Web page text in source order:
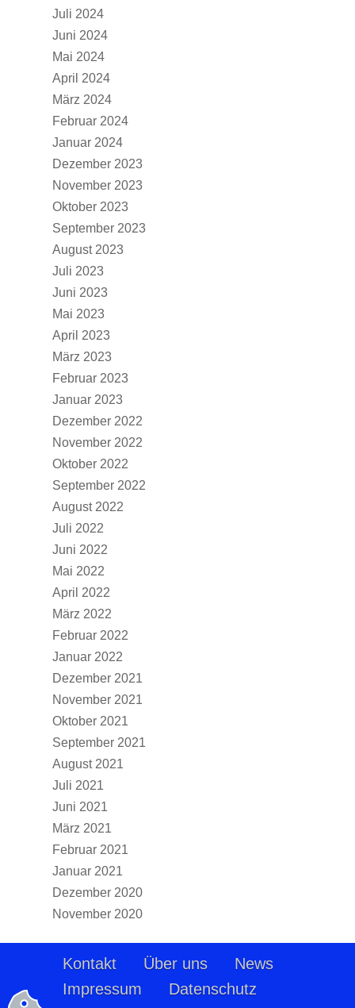
Juli 2024
Juni 2024
Mai 2024
April 2024
März 2024
Februar 2024
Januar 2024
Dezember 2023
November 2023
Oktober 2023
September 2023
August 2023
Juli 2023
Juni 2023
Mai 2023
April 2023
März 2023
Februar 2023
Januar 2023
Dezember 2022
November 2022
Oktober 2022
September 2022
August 2022
Juli 2022
Juni 2022
Mai 2022
April 2022
März 2022
Februar 2022
Januar 2022
Dezember 2021
November 2021
Oktober 2021
September 2021
August 2021
Juli 2021
Juni 2021
März 2021
Februar 2021
Januar 2021
Dezember 2020
November 2020
Kontakt Über uns
News
Impressum
Datenschutz